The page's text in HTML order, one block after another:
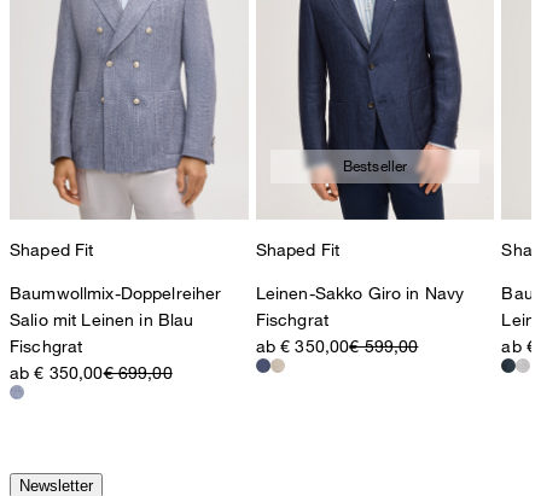
Shaped Fit
Baumwollmix-Doppelreiher
Salio mit Leinen in Blau
Fischgrat
ab € 350,00€ 699,00
Bestseller
Shaped Fit
Leinen-Sakko Giro in Navy
Fischgrat
ab € 350,00€ 599,00
ab €
Newsletter